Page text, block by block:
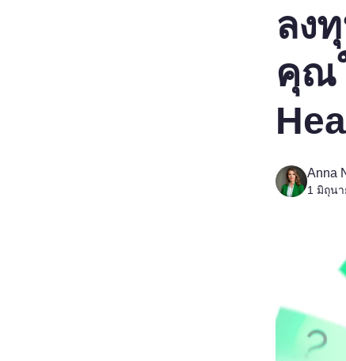
ลง
คุณ
Anna
1 มิถุน